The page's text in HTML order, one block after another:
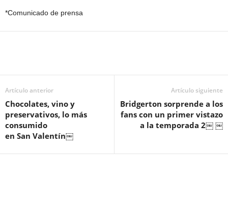
*Comunicado de prensa
Artículo anterior
Chocolates, vino y
preservativos, lo más
consumido
en San Valentín￼
Artículo siguiente
Bridgerton sorprende a los
fans con un primer vistazo
a la temporada 2￼ ￼